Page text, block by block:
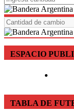
ESPACIO
TABLA DE